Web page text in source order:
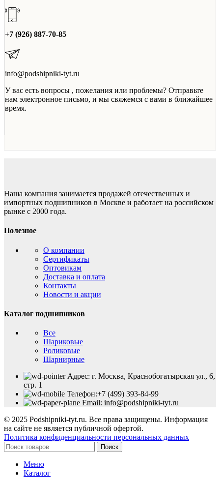
+7 (926) 887-70-85
info@podshipniki-tyt.ru
У вас есть вопросы , пожелания или проблемы? Отправьте
нам электронное письмо, и мы свяжемся с вами в ближайшее
время.
Наша компания занимается продажей отечественных и
импортных подшипников в Москве и работает на российском
рынке с 2000 года.
Полезное
О компании
Сертификаты
Оптовикам
Доставка и оплата
Контакты
Новости и акции
Каталог подшипников
Все
Шариковые
Роликовые
Шарнирные
Адрес: г. Москва, Краснобогатырская ул., 6,
стр. 1
Телефон:+7 (499) 393-84-99
Email: info@podshipniki-tyt.ru
© 2025 Podshipniki-tyt.ru. Все права защищены. Информация
на сайте не является публичной офертой.
Политика конфиденциальности персональных данных
Поиск
Меню
Каталог